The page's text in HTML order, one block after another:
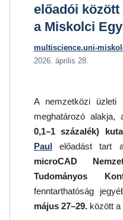
előadói között
a Miskolci
multiscience.uni-
2026. április 28.
A nemzetközi üzleti
meghatározó alakja,
0,1–1 százalék)
Paul előadást tart
microCAD
Tudományos
fenntarthatóság
május 27–29. között a